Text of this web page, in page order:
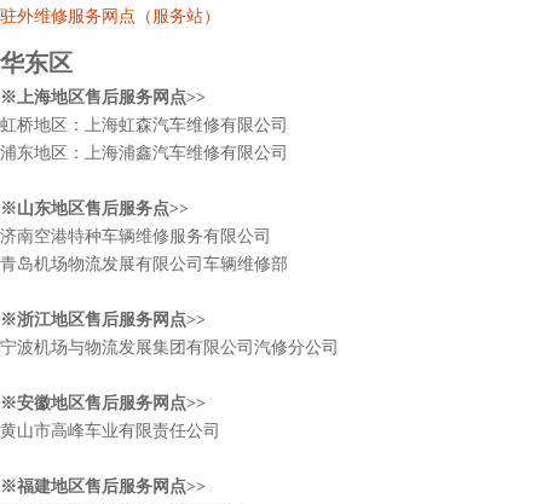
驻外维修服务网点（服务站）
华东区
※上海地区售后服务网点>>
虹桥地区：上海虹森汽车维修有限公司
浦东地区：上海浦鑫汽车维修有限公司
※山东地区售后服务点>>
济南空港特种车辆维修服务有限公司
青岛机场物流发展有限公司车辆维修部
※浙江地区售后服务网点>>
宁波机场与物流发展集团有限公司汽修分公司
※安徽地区售后服务网点>>
黄山市高峰车业有限责任公司
※福建地区售后服务网点>>